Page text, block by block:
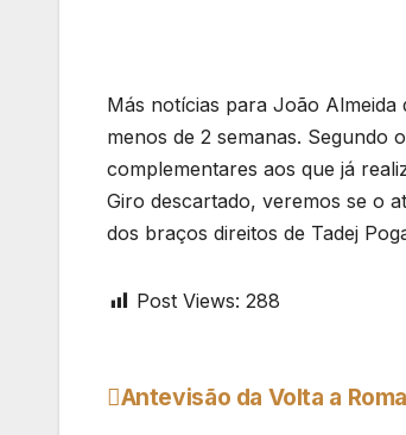
Más notícias para João Almeida
menos de 2 semanas. Segundo
complementares aos que já
Giro descartado, veremos se o
dos braços direitos de Tadej
Post Views: 288
Navegação
Antevisão da Volta a